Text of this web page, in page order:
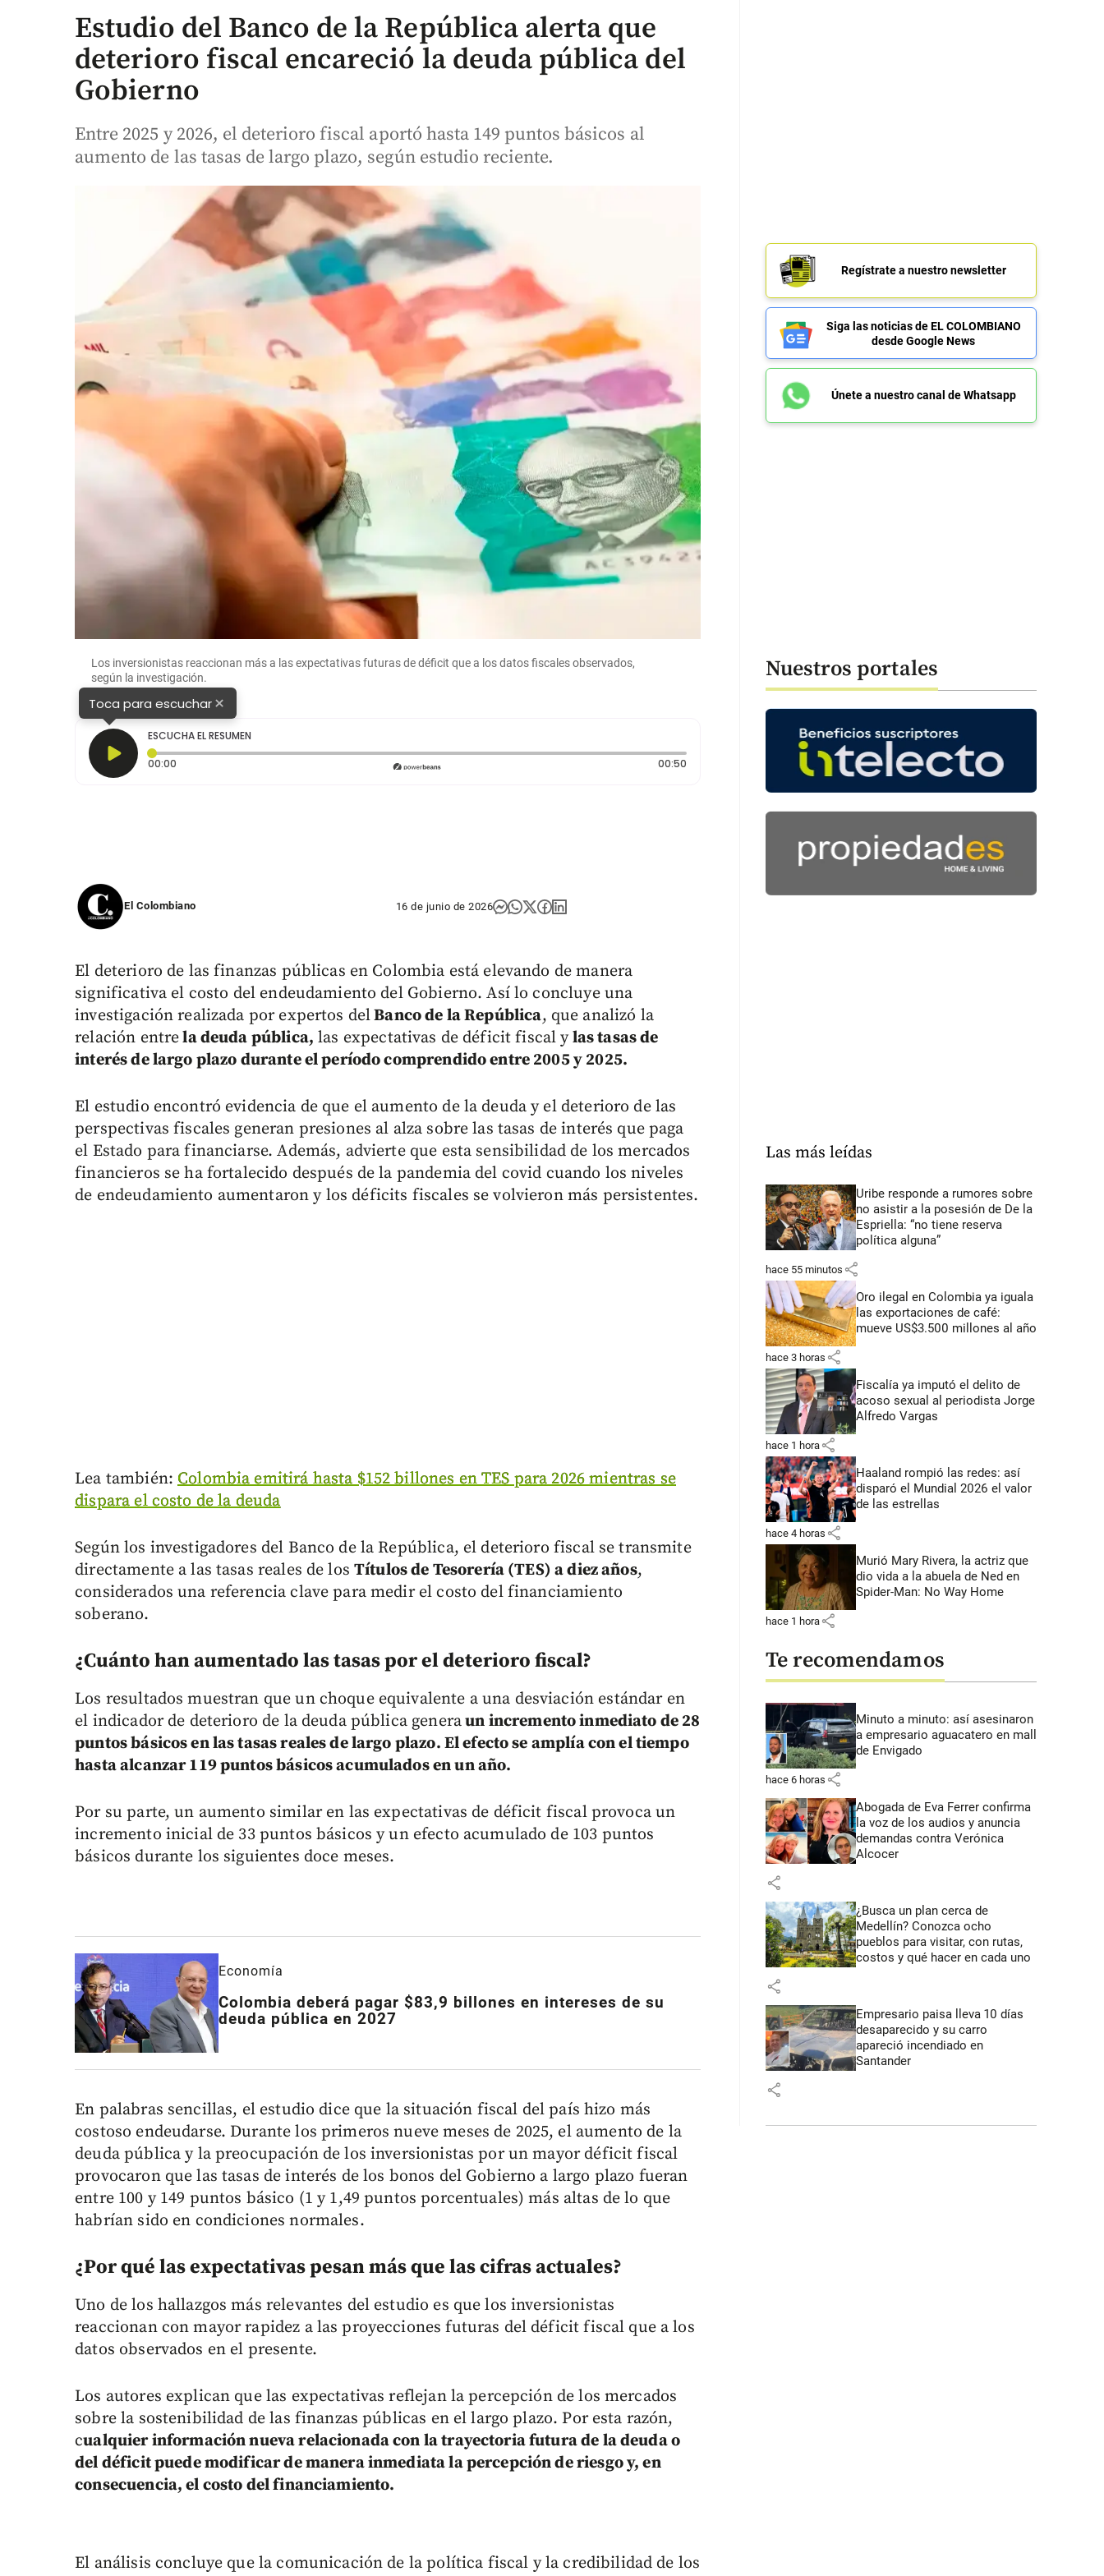
Estudio del Banco de la República alerta que
deterioro fiscal encareció la deuda pública del
Gobierno
Entre 2025 y 2026, el deterioro fiscal aportó hasta 149 puntos básicos al
aumento de las tasas de largo plazo, según estudio reciente.
Los inversionistas reaccionan más a las expectativas futuras de déficit que a los datos fiscales observados,
según la investigación.
Toca para escuchar×
ESCUCHA EL RESUMEN
00:00
00:50Duración: 50 segundos
El Colombiano 16 de junio de 2026
El deterioro de las finanzas públicas en Colombia está elevando de manera
significativa el costo del endeudamiento del Gobierno. Así lo concluye una
investigación realizada por expertos delBanco de la República, que analizó la
relación entrela deuda pública, las expectativas de déficit fiscal ylas tasas de
interés de largo plazo durante el período comprendido entre 2005 y 2025.
El estudio encontró evidencia de que el aumento de la deuda y el deterioro de las
perspectivas fiscales generan presiones al alza sobre las tasas de interés que paga
el Estado para financiarse. Además, advierte que esta sensibilidad de los mercados
financieros se ha fortalecido después de la pandemia del covid cuando los niveles
de endeudamiento aumentaron y los déficits fiscales se volvieron más persistentes.
Lea también:Colombia emitirá hasta $152 billones en TES para 2026 mientras se
dispara el costo de la deuda
Según los investigadores del Banco de la República, el deterioro fiscal se transmite
directamente a las tasas reales de losTítulos de Tesorería (TES) a diez años,
considerados una referencia clave para medir el costo del financiamiento
soberano.
¿Cuánto han aumentado las tasas por el deterioro fiscal?
Los resultados muestran que un choque equivalente a una desviación estándar en
el indicador de deterioro de la deuda pública generaun incremento inmediato de 28
puntos básicos en las tasas reales de largo plazo. El efecto se amplía con el tiempo
hasta alcanzar 119 puntos básicos acumulados en un año.
Por su parte, un aumento similar en las expectativas de déficit fiscal provoca un
incremento inicial de 33 puntos básicos y un efecto acumulado de 103 puntos
básicos durante los siguientes doce meses.
Economía
Colombia deberá pagar $83,9 billones en intereses de su
deuda pública en 2027
En palabras sencillas, el estudio dice que la situación fiscal del país hizo más
costoso endeudarse. Durante los primeros nueve meses de 2025, el aumento de la
deuda pública y la preocupación de los inversionistas por un mayor déficit fiscal
provocaron que las tasas de interés de los bonos del Gobierno a largo plazo fueran
entre 100 y 149 puntos básico (1 y 1,49 puntos porcentuales) más altas de lo que
habrían sido en condiciones normales.
¿Por qué las expectativas pesan más que las cifras actuales?
Uno de los hallazgos más relevantes del estudio es que los inversionistas
reaccionan con mayor rapidez a las proyecciones futuras del déficit fiscal que a los
datos observados en el presente.
Los autores explican que las expectativas reflejan la percepción de los mercados
sobre la sostenibilidad de las finanzas públicas en el largo plazo. Por esta razón,
cualquier información nueva relacionada con la trayectoria futura de la deuda o
del déficit puede modificar de manera inmediata la percepción de riesgo y, en
consecuencia, el costo del financiamiento.
El análisis concluye que la comunicación de la política fiscal y la credibilidad de los
Regístrate a nuestro newsletter
Siga las noticias de EL COLOMBIANO
desde Google News
Únete a nuestro canal de Whatsapp
Nuestros portales
Las más leídas
Uribe responde a rumores sobre
no asistir a la posesión de De la
Espriella: “no tiene reserva
política alguna”
hace 55 minutos share
Oro ilegal en Colombia ya iguala
las exportaciones de café:
mueve US$3.500 millones al año
hace 3 horas share
Fiscalía ya imputó el delito de
acoso sexual al periodista Jorge
Alfredo Vargas
hace 1 hora share
Haaland rompió las redes: así
disparó el Mundial 2026 el valor
de las estrellas
hace 4 horas share
Murió Mary Rivera, la actriz que
dio vida a la abuela de Ned en
Spider-Man: No Way Home
hace 1 hora share
Te recomendamos
Minuto a minuto: así asesinaron
a empresario aguacatero en mall
de Envigado
hace 6 horas share
Abogada de Eva Ferrer confirma
la voz de los audios y anuncia
demandas contra Verónica
Alcocer
share
¿Busca un plan cerca de
Medellín? Conozca ocho
pueblos para visitar, con rutas,
costos y qué hacer en cada uno
share
Empresario paisa lleva 10 días
desaparecido y su carro
apareció incendiado en
Santander
share